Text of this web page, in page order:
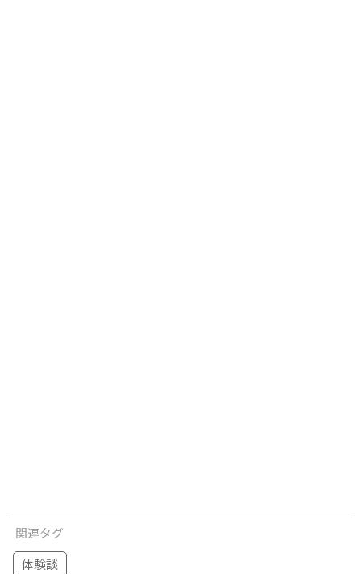
関連タグ
体験談